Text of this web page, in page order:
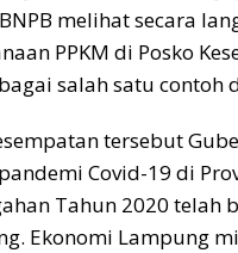
melihat secara
PPKM di Posko
salah satu contoh
tersebut
Covid-19 di
Tahun 2020 telah
Ekonomi Lampung